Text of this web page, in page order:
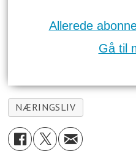
Allerede
Gå til
NÆRINGSLIV